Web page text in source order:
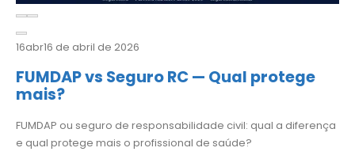
16abr16 de abril de 2026
FUMDAP vs Seguro RC — Qual protege
mais?
FUMDAP ou seguro de responsabilidade civil: qual a diferença
e qual protege mais o profissional de saúde?